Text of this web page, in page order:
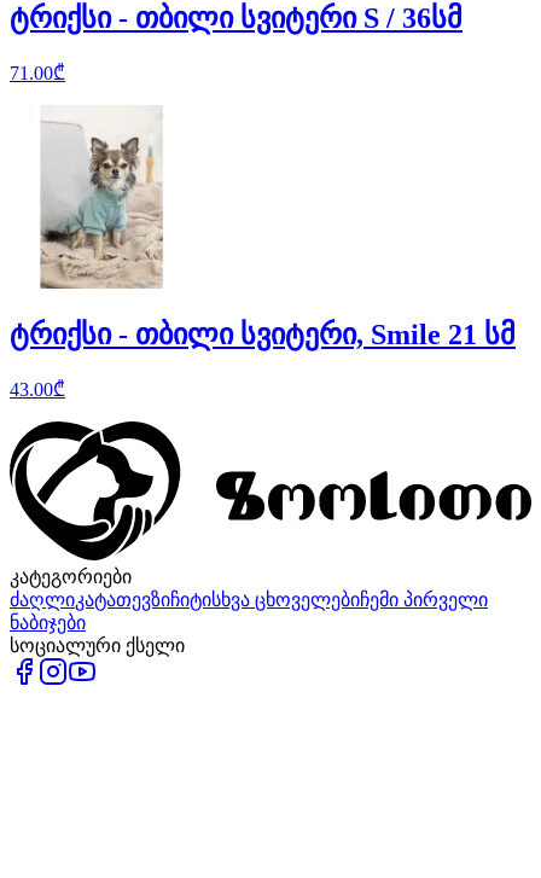
ტრიქსი - თბილი სვიტერი S / 36სმ
71.00₾
ტრიქსი - თბილი სვიტერი, Smile 21 სმ
43.00₾
კატეგორიები
ძაღლიკატათევზიჩიტისხვა ცხოველებიჩემი პირველი
ნაბიჯები
სოციალური ქსელი